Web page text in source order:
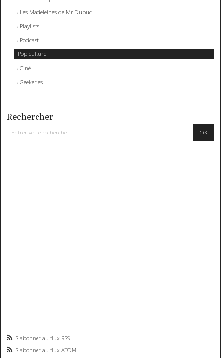
Les Madeleines de Mr Dubuc
Playlists
Podcast
Pop culture
Ciné
Geekeries
Rechercher
S'abonner au flux RSS
S'abonner au flux ATOM